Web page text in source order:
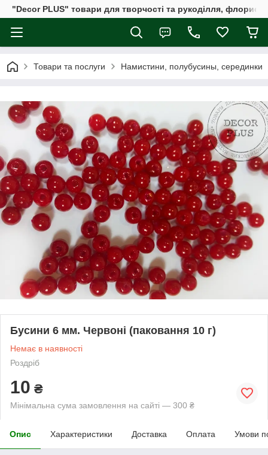
"Decor PLUS" товари для творчості та рукоділля,
Товари та послуги Намистини, полубусины, серединки
Бусини 6 мм. Червоні (паковання 10 г)
Немає в наявності
Роздріб
10 ₴
Мінімальна сума замовлення на сайті — 300 ₴
Опис Характеристики Доставка Оплата Умови